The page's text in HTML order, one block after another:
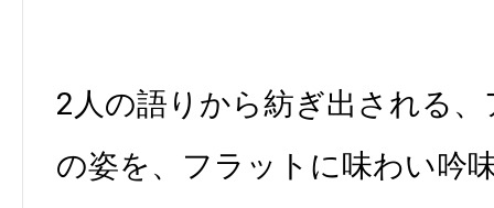
2人の語りから紡ぎ出される
の姿を、フラットに味わい吟